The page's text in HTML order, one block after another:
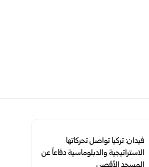
فيدان: تركيا تواصل تحركاتها
الاستراتيجية والدبلوماسية دفاعاً عن